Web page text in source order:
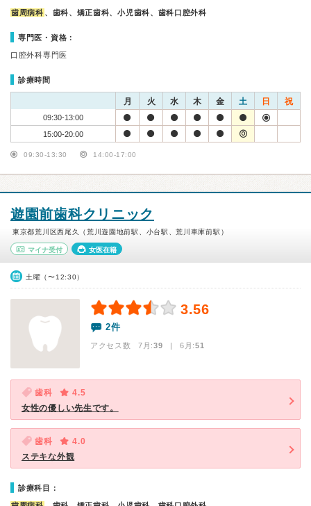
歯周病科 、歯科、矯正歯科、小児歯科、歯科口腔外科
専門医・資格：
口腔外科専門医
診療時間
月 火 水 木 金 土 日 祝
09:30-13:00
15:00-20:00
09:30-13:30 14:00-17:00
遊園前歯科クリニック
東京都荒川区西尾久（荒川遊園地前駅、小台駅、荒川車庫前駅）
マイナ受付 女医在籍
土曜（〜12:30）
3.56
2件
アクセス数 7月:39 | 6月:51
歯科
4.5
女性の優しい先生です。
歯科
4.0
ステキな外観
診療科目：